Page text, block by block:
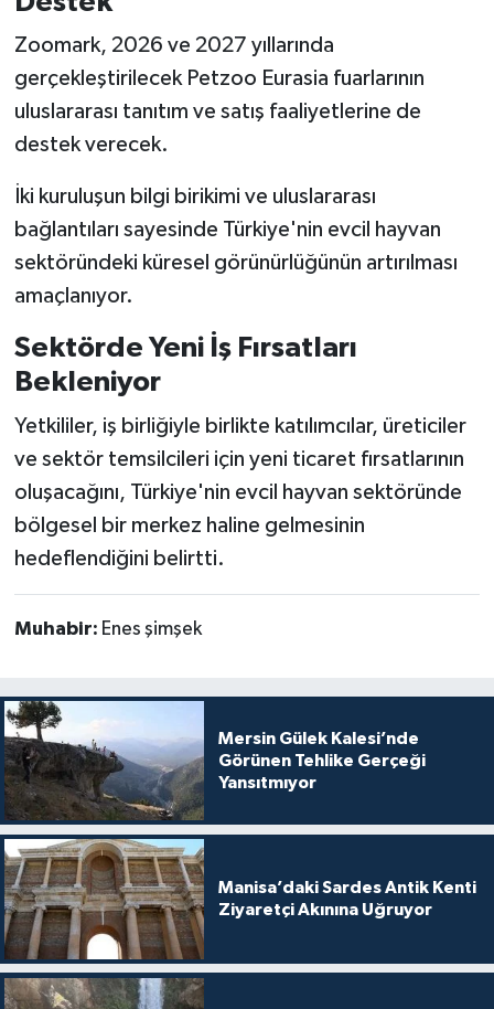
Zoomark, 2026 ve 2027 yıllarında
gerçekleştirilecek Petzoo Eurasia fuarlarının
uluslararası tanıtım ve satış faaliyetlerine de
destek verecek.
İki kuruluşun bilgi birikimi ve uluslararası
bağlantıları sayesinde Türkiye'nin evcil hayvan
sektöründeki küresel görünürlüğünün artırılması
amaçlanıyor.
Sektörde Yeni İş Fırsatları
Bekleniyor
Yetkililer, iş birliğiyle birlikte katılımcılar, üreticiler
ve sektör temsilcileri için yeni ticaret fırsatlarının
oluşacağını, Türkiye'nin evcil hayvan sektöründe
bölgesel bir merkez haline gelmesinin
hedeflendiğini belirtti.
Muhabir: Enes şimşek
Mersin Gülek Kalesi’nde
Görünen Tehlike Gerçeği
Yansıtmıyor
Manisa’daki Sardes Antik Kenti
Ziyaretçi Akınına Uğruyor